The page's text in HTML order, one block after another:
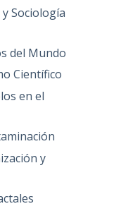
Sociología
del Mundo
Científico
en el
y